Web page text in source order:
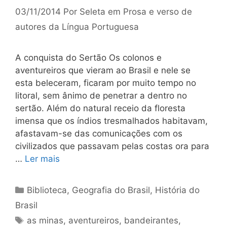
03/11/2014 Por Seleta em Prosa e verso de
autores da Língua Portuguesa
A conquista do Sertão Os colonos e
aventureiros que vieram ao Brasil e nele se
esta­ beleceram, ficaram por muito tempo no
litoral, sem ânimo de pe­netrar a dentro no
sertão. Além do natural receio da floresta
imensa que os índios tresmalhados habitavam,
afastavam-se das comunicações com os
civilizados que passavam pelas costas ora pa­ra
… Ler mais
Categorias
Biblioteca, Geografia do Brasil, História do
Brasil
Tags
as minas, aventureiros, bandeirantes,